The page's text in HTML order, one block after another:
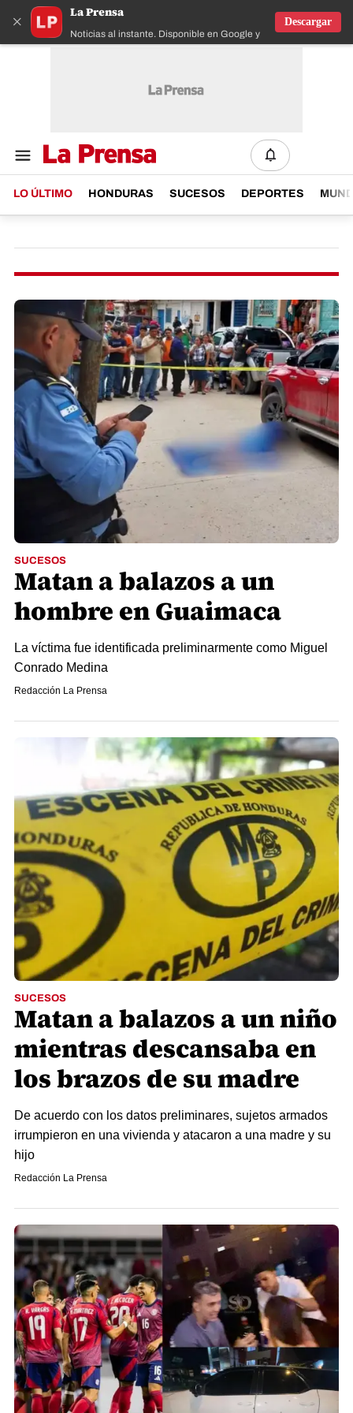
×
La Prensa
Noticias al instante. Disponible en Google y IOS
Descargar
LO ÚLTIMO HONDURAS SUCESOS DEPORTES
SUCESOS
Matan a balazos a un
hombre en Guaimaca
La víctima fue identificada preliminarmente como Miguel
Conrado Medina
Redacción La Prensa
SUCESOS
Matan a balazos a un niño
mientras descansaba en
los brazos de su madre
De acuerdo con los datos preliminares, sujetos armados
irrumpieron en una vivienda y atacaron a una madre y su
hijo
Redacción La Prensa